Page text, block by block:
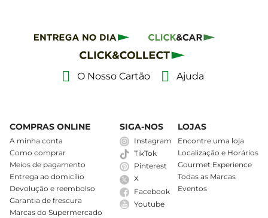
O Nosso Cartão Ajuda
COMPRAS ONLINE
A minha conta
Como comprar
Meios de pagamento
Entrega ao domicílio
Devolução e reembolso
Garantia de frescura
Marcas do Supermercado
SIGA-NOS
Instagram
TikTok
Pinterest
X
Facebook
Youtube
LOJAS
Encontre uma loja
Localização e Horários
Gourmet Experience
Todas as Marcas
Eventos